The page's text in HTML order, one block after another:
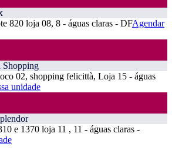
820 loja 08, 8 - águas claras - DFAgendar
Shopping
02, shopping felicittà, Loja 15 - águas
unidade
e 1370 loja 11 , 11 - águas claras -